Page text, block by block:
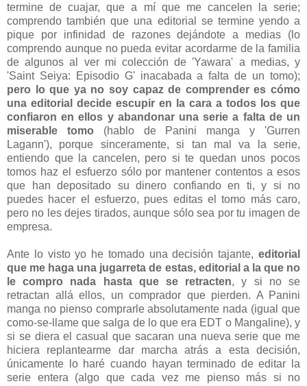
termine de cuajar, que a mí que me cancelen la serie;
comprendo también que una editorial se termine yendo a
pique por infinidad de razones dejándote a medias (lo
comprendo aunque no pueda evitar acordarme de la familia
de algunos al ver mi colección de 'Yawara' a medias, y
'Saint Seiya: Episodio G' inacabada a falta de un tomo);
pero lo que ya no soy capaz de comprender es cómo
una editorial decide escupir en la cara a todos los que
confiaron en ellos y abandonar una serie a falta de un
miserable tomo (hablo de Panini manga y 'Gurren
Lagann'), porque sinceramente, si tan mal va la serie,
entiendo que la cancelen, pero si te quedan unos pocos
tomos haz el esfuerzo sólo por mantener contentos a esos
que han depositado su dinero confiando en ti, y si no
puedes hacer el esfuerzo, pues editas el tomo más caro,
pero no les dejes tirados, aunque sólo sea por tu imagen de
empresa.
Ante lo visto yo he tomado una decisión tajante, editorial
que me haga una jugarreta de estas, editorial a la que no
le compro nada hasta que se retracten, y si no se
retractan allá ellos, un comprador que pierden. A Panini
manga no pienso comprarle absolutamente nada (igual que
como-se-llame que salga de lo que era EDT o Mangaline), y
si se diera el casual que sacaran una nueva serie que me
hiciera replantearme dar marcha atrás a esta decisión,
únicamente lo haré cuando hayan terminado de editar la
serie entera (algo que cada vez me pienso más si no